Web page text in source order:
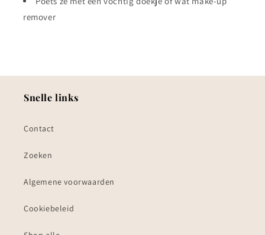
remover
Snelle links
Contact
Zoeken
Algemene voorwaarden
Cookiebeleid